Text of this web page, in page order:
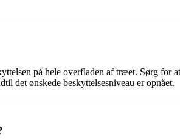
på hele overfladen af træet. Sørg for
det ønskede beskyttelsesniveau er opnået.